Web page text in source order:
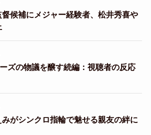
候補にメジャー経験者、松井秀喜や
ズの物議を醸す続編：視聴者の反応
がシンクロ指輪で魅せる親友の絆に